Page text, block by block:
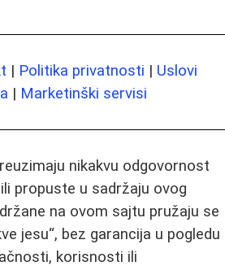
| Politika privatnosti | Uslovi
| Marketinški servisi
nikakvu odgovornost
propuste u sadržaju ovog
na ovom sajtu pružaju se
jesu“, bez garancija u pogledu
korisnosti ili